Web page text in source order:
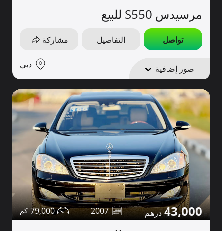
مرسيدس S550 للبيع
تواصل التفاصيل مشاركة
صور إضافية دبي
43,000
2007
79,000